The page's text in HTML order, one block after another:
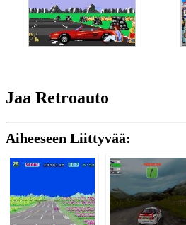
Jaa Retroauto
Aiheeseen Liittyvää: